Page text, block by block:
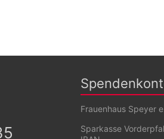
Frauenhaus Speyer
Sparkasse